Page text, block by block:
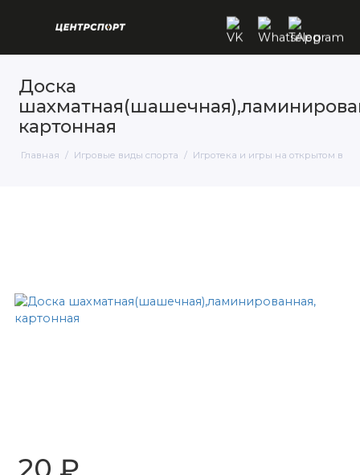
Доска
картонная
Главная Игровые виды спорта Игротека и игры на открытом
20 ₽